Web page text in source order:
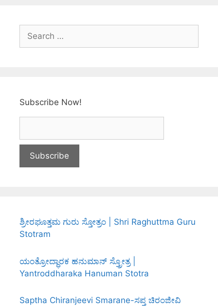
Subscribe Now!
ಶ್ರೀರಘೂತ್ತಮ ಗುರು ಸ್ತೋತ್ರಂ | Shri Raghuttma Guru
Stotram
ಯಂತ್ರೋದ್ಧಾರಕ ಹನುಮಾನ್ ಸ್ತ್ರೋತ್ರ |
Yantroddharaka Hanuman Stotra
Saptha Chiranjeevi Smarane-ಸಪ್ತ ಚಿರಂಜೀವಿ